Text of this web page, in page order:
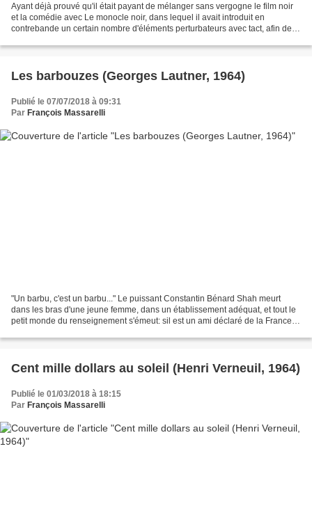
Ayant déjà prouvé qu'il était payant de mélanger sans vergogne le film noir
et la comédie avec Le monocle noir, dans lequel il avait introduit en
contrebande un certain nombre d'éléments perturbateurs avec tact, afin de
Les barbouzes (Georges Lautner, 1964)
Publié le 07/07/2018 à 09:31
Par François Massarelli
"Un barbu, c'est un barbu..." Le puissant Constantin Bénard Shah meurt
dans les bras d'une jeune femme, dans un établissement adéquat, et tout le
petit monde du renseignement s'émeut: sil est un ami déclaré de la France,
Cent mille dollars au soleil (Henri Verneuil, 1964)
Publié le 01/03/2018 à 18:15
Par François Massarelli